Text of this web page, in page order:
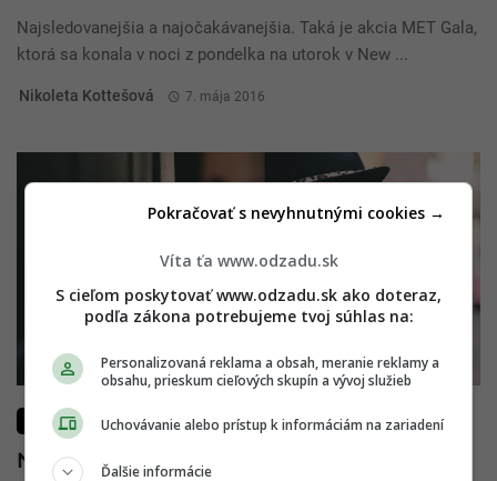
Najsledovanejšia a najočakávanejšia. Taká je akcia MET Gala,
ktorá sa konala v noci z pondelka na utorok v New ...
Nikoleta Kottešová 7. mája 2016
MÓDA
Nepodceňuj Second handy: Slovenské
Víta ťa www.odzadu.sk
S cieľom poskytovať www.odzadu.sk ako doteraz,
podľa zákona potrebujeme tvoj súhlas na:
Personalizovaná reklama a obsah, meranie reklamy a
obsahu, prieskum cieľových skupín a vývoj služieb
Uchovávanie alebo prístup k informáciám na zariadení
Ďalšie informácie
Pokračovať s nevyhnutnými cookies →